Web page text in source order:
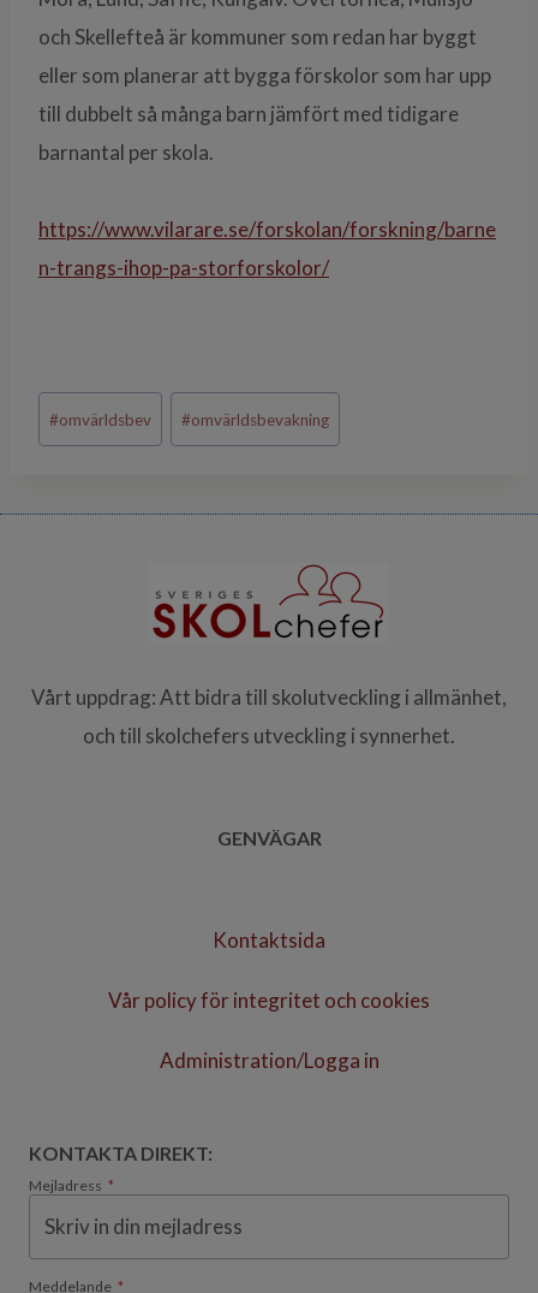
och Skellefteå är kommuner som redan har byggt
eller som planerar att bygga förskolor som har upp
till dubbelt så många barn jämfört med tidigare
barnantal per skola.
https://www.vilarare.se/forskolan/forskning/barne
n-trangs-ihop-pa-storforskolor/
Post
Tags:
#omvärldsbev #omvärldsbevakning
Vårt uppdrag: Att bidra till skolutveckling i allmänhet,
och till skolchefers utveckling i synnerhet.
GENVÄGAR
Kontaktsida
Vår policy för integritet och cookies
Administration/Logga in
KONTAKTA DIREKT:
Mejladress *
Meddelande *